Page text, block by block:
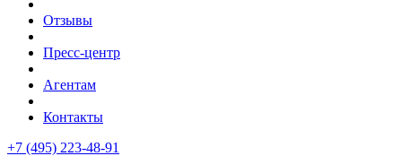
Отзывы
Пресс-центр
Агентам
Контакты
+7 (495) 223-48-91